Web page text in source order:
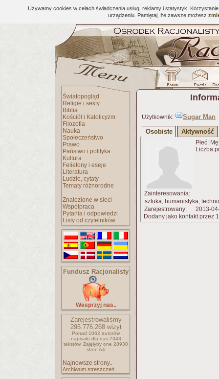
Używamy cookies w celach świadczenia usług, reklamy i statystyk.
urządzeniu. Pamiętaj, że zawsze możesz
Światopogląd
Religie i sekty
Biblia
Kościół i Katolicyzm
Filozofia
Nauka
Społeczeństwo
Prawo
Państwo i polityka
Kultura
Felietony i eseje
Literatura
Ludzie, cytaty
Tematy różnorodne
Znalezione w sieci
Współpraca
Pytania i odpowiedzi
Listy od czytelników
Fundusz Racjonalisty
Wesprzyj nas..
Zarejestrowaliśmy
295.776.268wizyt
Ponad 1062 autorów
napisało dla nas 7343
tekstów. Zajęłyby one 28930
stron A4
Najnowsze strony..
Archiwum streszczeń..
Użytkownik:
Sugar Man
Osobiste
Aktywność
Płeć:
Liczba
Zainteresowania:
sztuka, humanistyka,
Zarejestrowany:
2013-
Dodany jako kontakt przez